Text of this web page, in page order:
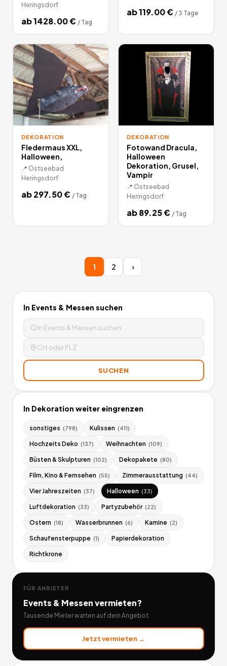
Heringsdorf
ab1428.00€ / Tag
ab119.00€ / 3 Tage
DEKORATION
Fledermaus XXL,
Halloween,
📍 Ostseebad
Heringsdorf
ab297.50€ / Tag
DEKORATION
Fotowand Dracula,
Halloween
Dekoration, Grusel,
Vampir
📍 Ostseebad
Heringsdorf
ab89.25€ / Tag
1 2 ›
In Events & Messen suchen
SUCHEN
In Dekoration weiter eingrenzen
sonstiges (798) Kulissen (411)
Hochzeits Deko (137) Weihnachten (109)
Büsten & Skulpturen (102) Dekopakete (80)
Film, Kino & Fernsehen (55) Zimmerausstattung (44)
Vier Jahreszeiten (37) Halloween (33)
Luftdekoration (33) Partyzubehör (22)
Ostern (18) Wasserbrunnen (6) Kamine (2)
Schaufensterpuppe (1) Papierdekoration
Richtkrone
FÜR ANBIETER
Events & Messenvermieten?
Tausende Mieter warten auf dein Angebot.
Jetzt vermieten →